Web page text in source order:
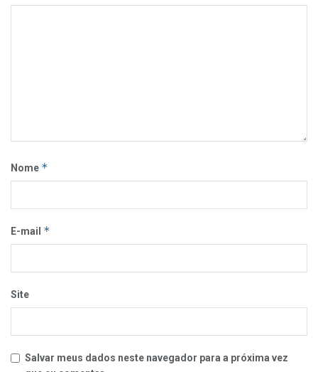
Nome *
E-mail *
Site
Salvar meus dados neste navegador para a próxima vez